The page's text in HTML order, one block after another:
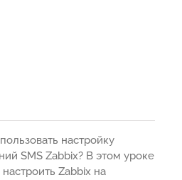
настройку
SMS Zabbix? В этом уроке
Zabbix на